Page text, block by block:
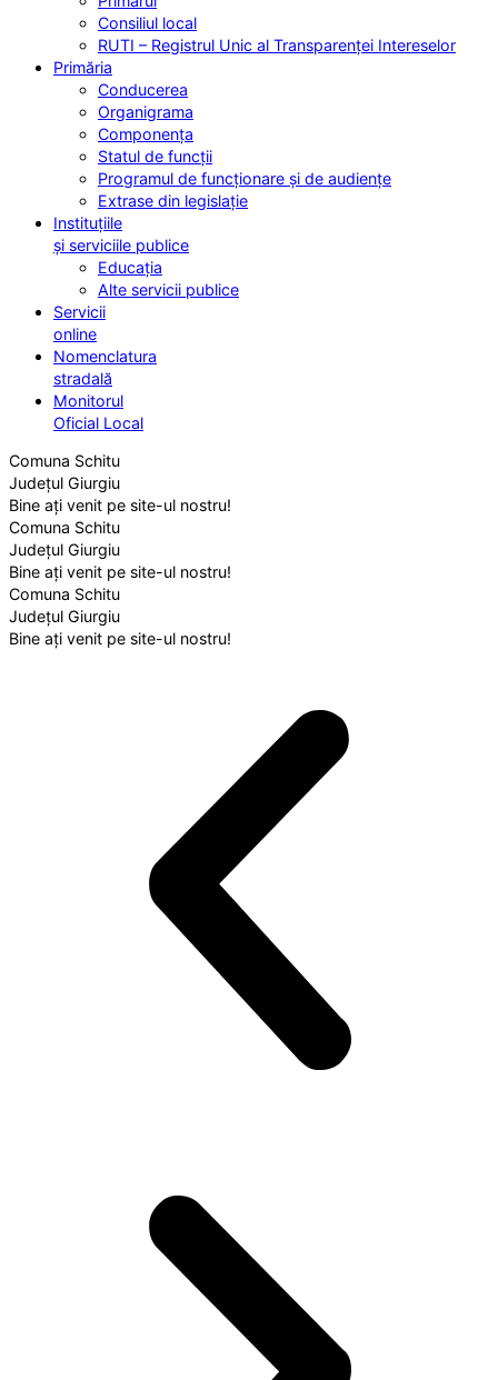
Consiliul local
RUTI – Registrul Unic al Transparenței Intereselor
Primăria
Conducerea
Organigrama
Componența
Statul de funcții
Programul de funcționare și de audiențe
Extrase din legislație
Instituțiile
și serviciile publice
Educația
Alte servicii publice
Servicii
online
Nomenclatura
stradală
Monitorul
Oficial Local
Comuna Schitu
Județul Giurgiu
Bine ați venit pe site-ul nostru!
Comuna Schitu
Județul Giurgiu
Bine ați venit pe site-ul nostru!
Comuna Schitu
Județul Giurgiu
Bine ați venit pe site-ul nostru!